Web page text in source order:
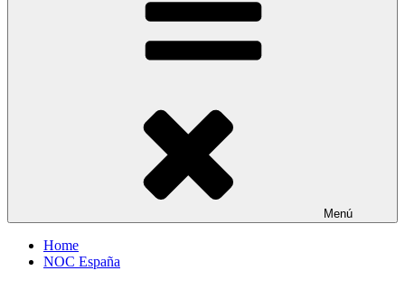
Menú
Home
NOC España